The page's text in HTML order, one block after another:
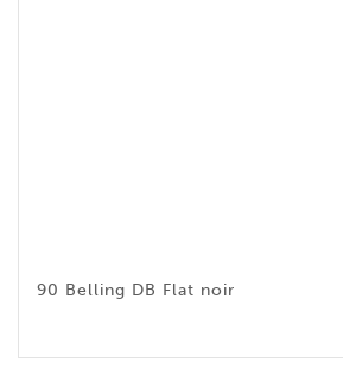
90 Belling DB Flat noir